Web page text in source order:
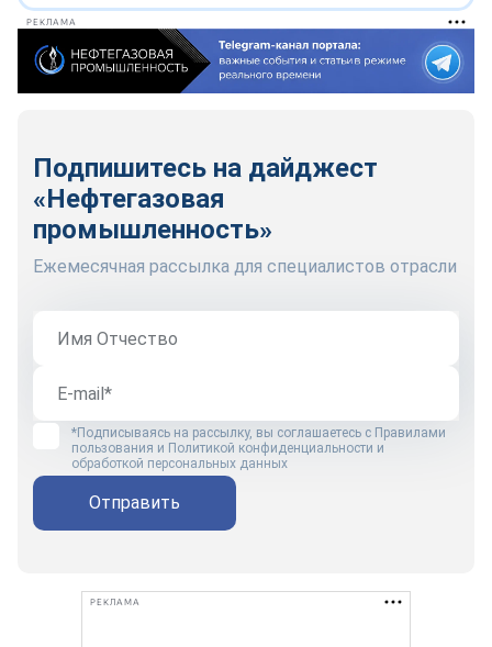
РЕКЛАМА
Подпишитесь на дайджест
«Нефтегазовая
промышленность»
Ежемесячная рассылка для специалистов отрасли
*Подписываясь на рассылку, вы соглашаетесь с Правилами
пользования и Политикой конфиденциальности и
обработкой персональных данных
Отправить
РЕКЛАМА